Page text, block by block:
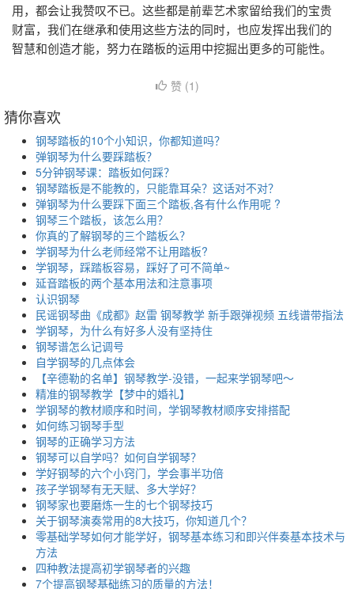
用，都会让我赞叹不已。这些都是前辈艺术家留给我们的宝贵
财富，我们在继承和使用这些方法的同时，也应发挥出我们的
智慧和创造才能，努力在踏板的运用中挖掘出更多的可能性。
赞 (1)
猜你喜欢
钢琴踏板的10个小知识，你都知道吗？
弹钢琴为什么要踩踏板？
5分钟钢琴课：踏板如何踩？
钢琴踏板是不能教的，只能靠耳朵？这话对不对？
弹钢琴为什么要踩下面三个踏板,各有什么作用呢 ?
钢琴三个踏板，该怎么用？
你真的了解钢琴的三个踏板么？
学钢琴为什么老师经常不让用踏板?
学钢琴，踩踏板容易，踩好了可不简单~
延音踏板的两个基本用法和注意事项
认识钢琴
民谣钢琴曲《成都》赵雷 钢琴教学 新手跟弹视频 五线谱带指法
学钢琴，为什么有好多人没有坚持住
钢琴谱怎么记调号
自学钢琴的几点体会
【辛德勒的名单】钢琴教学-没错，一起来学钢琴吧～
精准的钢琴教学【梦中的婚礼】
学钢琴的教材顺序和时间，学钢琴教材顺序安排搭配
如何练习钢琴手型
钢琴的正确学习方法
钢琴可以自学吗？如何自学钢琴？
学好钢琴的六个小窍门，学会事半功倍
孩子学钢琴有无天赋、多大学好？
钢琴家也要磨炼一生的七个钢琴技巧
关于钢琴演奏常用的8大技巧，你知道几个？
零基础学琴如何才能学好，钢琴基本练习和即兴伴奏基本技术与
方法
四种教法提高初学钢琴者的兴趣
7个提高钢琴基础练习的质量的方法！